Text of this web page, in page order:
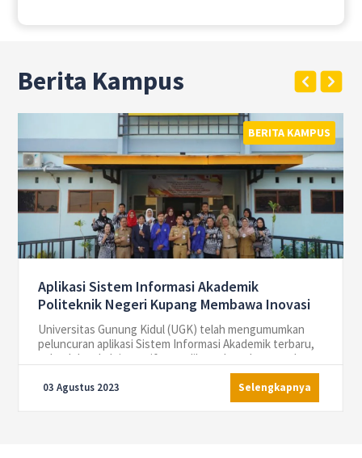
Berita Kampus
BERITA KAMPUS
Aplikasi Sistem Informasi Akademik
Politeknik Negeri Kupang Membawa Inovasi
Baru di Dunia Pendidikan
Universitas Gunung Kidul (UGK) telah mengumumkan
peluncuran aplikasi Sistem Informasi Akademik terbaru,
sebuah langkah inovatif yang diharapkan akan membawa
03 Agustus 2023 Selengkapnya